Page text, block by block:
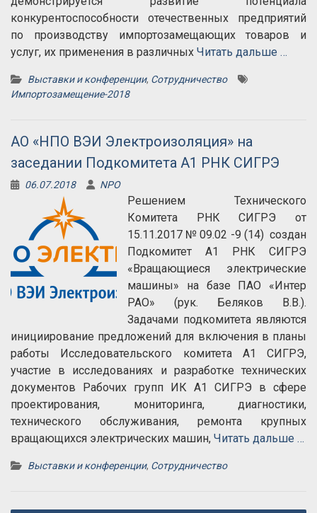
конкурентоспособности отечественных предприятий
по производству импортозамещающих товаров и
услуг, их применения в различных Читать дальше …
Выставки и конференции, Сотрудничество
Импортозамещение-2018
АО «НПО ВЭИ Электроизоляция» на
заседании Подкомитета А1 РНК СИГРЭ
06.07.2018 NPO
Решением Технического
Комитета РНК СИГРЭ от
15.11.2017 № 09.02 -9 (14) создан
Подкомитет А1 РНК СИГРЭ
«Вращающиеся электрические
машины» на базе ПАО «Интер
РАО» (рук. Беляков В.В.).
Задачами подкомитета являются
инициирование предложений для включения в планы
работы Исследовательского комитета А1 СИГРЭ,
участие в исследованиях и разработке технических
документов Рабочих групп ИК А1 СИГРЭ в сфере
проектирования, мониторинга, диагностики,
технического обслуживания, ремонта крупных
вращающихся электрических машин, Читать дальше …
Выставки и конференции, Сотрудничество